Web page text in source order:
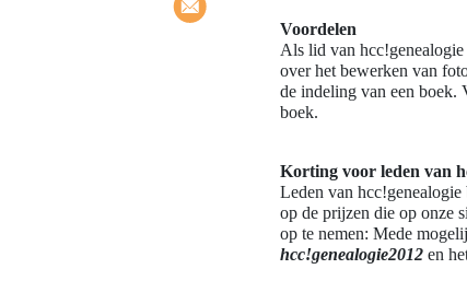
Voordelen
Als lid van
over het bewerken van
de indeling van een boek.
boek.
Korting voor leden van
Leden van
op de prijzen die op onze
op te nemen: Mede
hcc!genealogie2012 en